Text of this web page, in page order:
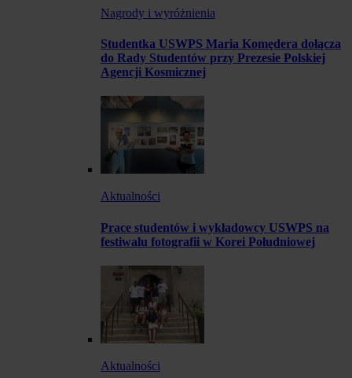
Nagrody i wyróżnienia
Studentka USWPS Maria Komędera dołącza
do Rady Studentów przy Prezesie Polskiej
Agencji Kosmicznej
Aktualności
Prace studentów i wykładowcy USWPS na
festiwalu fotografii w Korei Południowej
Aktualności